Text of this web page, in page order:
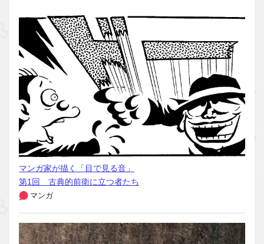
マンガ家が描く「目で見る音」
第1回 古典的前衛に立つ者たち
マンガ